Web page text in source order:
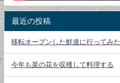
最近の投稿
移転オープンした鮮達に行ってみた
今年も菜の花を収穫して料理する